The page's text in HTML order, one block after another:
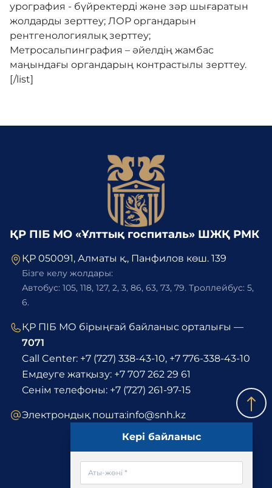
урография - бүйректерді және зәр шығаратын
жолдарды зерттеу; ЛОР органдарын
рентгенологиялық зерттеу;
Метросальпинграфия – әйелдің жамбас
маңындағы органдарың контрастылы зерттеу.
[/list]
ҚР ПІБ МО «Ұлттық госпиталь» ШЖҚ РМК
ҚР 050091, Алматы қ., Панфилов көш. 139
Бізге келу жолдары:
Автобус: 105, 118, 127, 2, 3, 86, 63, 73, 79. Троллейбус: 5,
6.
ҚР ПІБ МО бірыңғай байланыс орталығы —
7071
Call Center: +7 (727) 338-43-10, +7 776-338-43-10
Емдеуге жатқызу: +7 707 262 29 61
Сенім телефоны: +7 (727) 261-97-15
Электрондық пошта:info@snh.kz
Кері байланыс